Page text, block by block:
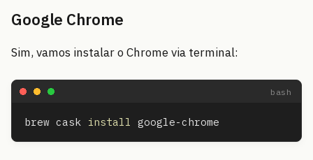
Google Chrome
Sim, vamos instalar o Chrome via terminal:
brew cask install